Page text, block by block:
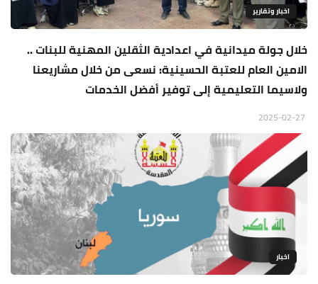
اخبار وتقارير
خلال جولة ميدانية في اعدادية الثقلين المهنية للبنات ..
الامين العام للعتبة الحسينية: نسعى من خلال مشاريعنا
ولاسيما التعليمية إلى توفير أفضل الخدمات
اخبار